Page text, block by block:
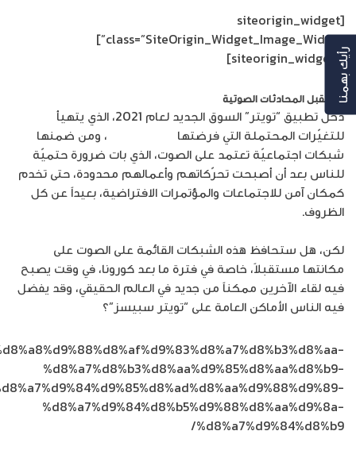
[siteorigin_widget
class=”SiteOrigin_Widget_Image_Widget”]
[/siteorigin_widget]
مستقبل المحادثات الصوتية
دخل تطبيق “تويتر” السوق الجديد لعام 2021، الذي يتهيأ
للتغيّرات المحتملة التي فرضتها
، ومن ضمنها
شبكات اجتماعيّة تعتمد على الصوت، الذي بات ضرورة حتميّة
للناس بعد أن أصبحت تحرّكاتهم وأعمالهم محدودة، حتى تخدم
كمكان آمن للاجتماعات والمؤتمرات الافتراضية، بعيداً عن كل
الظروف.
لكن، هل ستحافظ هذه الشبكات القائمة على الصوت على
مكانتها مستقبلاً، خاصة في فترة ما بعد كورونا، في وقت يصبح
فيه لقاء الآخرين ممكناً من جديد في العالم الحقيقي، وقد يفضل
فيه الناس الأماكن العامة على “تويتر سبيسز”؟
%d8%a7%d8%b3%d8%aa%d9%85%d8%aa%d8%b9-
%d8%a7%d9%84%d8%b5%d9%88%d8%aa%d9%8a-
%d8%a7%d9%84%d8%b9/
رأيك بهمنا